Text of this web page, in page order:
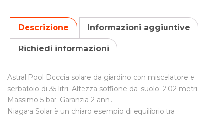
Descrizione Informazioni aggiuntive
Richiedi informazioni
Astral Pool Doccia solare da giardino con miscelatore e
serbatoio di 35 litri. Altezza soffione dal suolo: 2.02 metri.
Massimo 5 bar. Garanzia 2 anni.
Niagara Solar è un chiaro esempio di equilibrio tra